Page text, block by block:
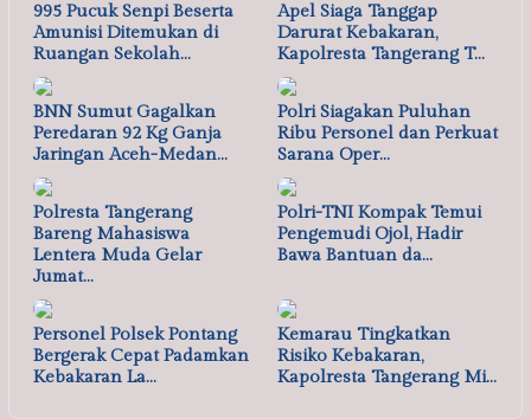
995 Pucuk Senpi Beserta
Amunisi Ditemukan di
Ruangan Sekolah…
Apel Siaga Tanggap
Darurat Kebakaran,
Kapolresta Tangerang T…
BNN Sumut Gagalkan
Peredaran 92 Kg Ganja
Jaringan Aceh-Medan…
Polri Siagakan Puluhan
Ribu Personel dan Perkuat
Sarana Oper…
Polresta Tangerang
Bareng Mahasiswa
Lentera Muda Gelar
Jumat…
Polri-TNI Kompak Temui
Pengemudi Ojol, Hadir
Bawa Bantuan da…
Personel Polsek Pontang
Bergerak Cepat Padamkan
Kebakaran La…
Kemarau Tingkatkan
Risiko Kebakaran,
Kapolresta Tangerang Mi…